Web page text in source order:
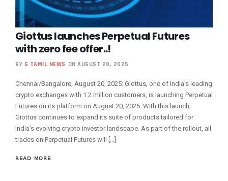
Giottus launches Perpetual Futures
with zero fee offer..!
BY G TAMIL NEWS ON AUGUST 20, 2025
Chennai/Bangalore, August 20, 2025: Giottus, one of India’s leading
crypto exchanges with 1.2 million customers, is launching Perpetual
Futures on its platform on August 20, 2025. With this launch,
Giottus continues to expand its suite of products tailored for
India’s evolving crypto investor landscape. As part of the rollout, all
trades on Perpetual Futures will […]
READ MORE